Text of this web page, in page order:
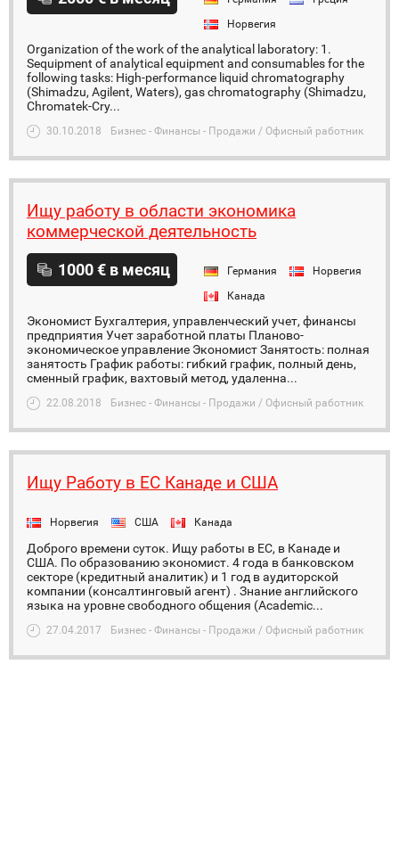
Норвегия
Organization of the work of the analytical laboratory: 1.
Sequipment of analytical equipment and consumables for the
following tasks: High-performance liquid chromatography
(Shimadzu, Agilent, Waters), gas chromatography (Shimadzu,
Chromatek-Cry...
30.10.2018 Бизнес - Финансы - Продажи / Офисный работник
Ищу работу в области экономика
коммерческой деятельность
1000 € в месяц Германия
Норвегия
Канада
Экономист Бухгалтерия, управленческий учет, финансы
предприятия Учет заработной платы Планово-
экономическое управление Экономист Занятость: полная
занятость График работы: гибкий график, полный день,
сменный график, вахтовый метод, удаленна...
22.08.2018 Бизнес - Финансы - Продажи / Офисный работник
Ищу Работу в ЕС Канаде и США
Норвегия США Канада
Доброго времени суток. Ищу работы в ЕС, в Канаде и
США. По образованию экономист. 4 года в банковском
секторе (кредитный аналитик) и 1 год в аудиторской
компании (консалтинговый агент) . Знание английского
языка на уровне свободного общения (Academic...
27.04.2017 Бизнес - Финансы - Продажи / Офисный работник